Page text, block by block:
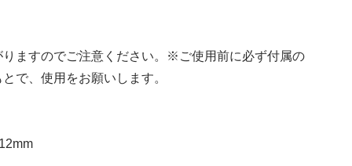
ますのでご注意ください。※ご使用前に必ず付属の
で、使用をお願いします。